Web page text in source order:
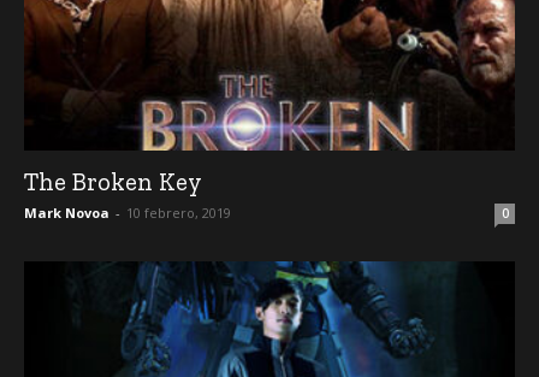
The Broken Key
Mark Novoa - 10 febrero, 2019 0